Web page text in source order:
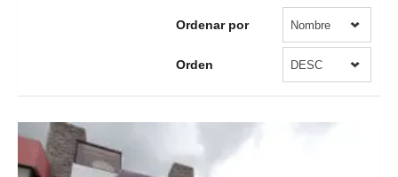
Ordenar por Nombre
Orden DESC